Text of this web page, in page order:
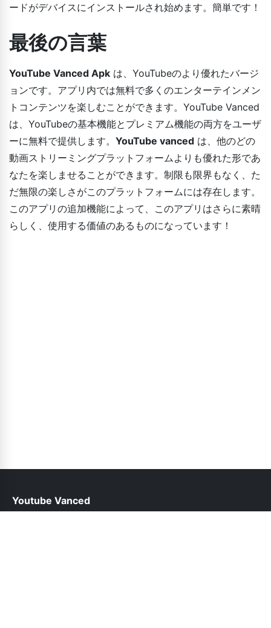
ードがデバイスにインストールされ始めます。簡単です！
最後の言葉
YouTube Vanced Apk は、YouTubeのより優れたバージ
ョンです。アプリ内では無料で多くのエンターテインメン
トコンテンツを楽しむことができます。YouTube Vanced
は、YouTubeの基本機能とプレミアム機能の両方をユーザ
ーに無料で提供します。 YouTube vanced は、他のどの
動画ストリーミングプラットフォームよりも優れた形であ
なたを楽しませることができます。制限も限界もなく、た
だ無限の楽しさがこのプラットフォームには存在します。
このアプリの追加機能によって、このアプリはさらに素晴
らしく、使用する価値のあるものになっています！
Youtube Vanced